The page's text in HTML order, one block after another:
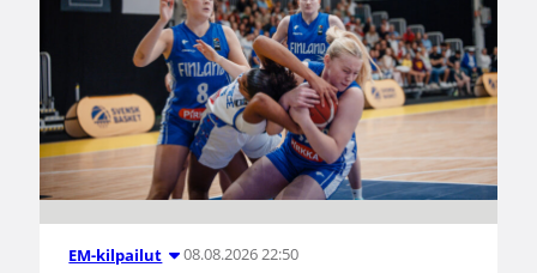
EM-kilpailut 08.08.2026 22:50